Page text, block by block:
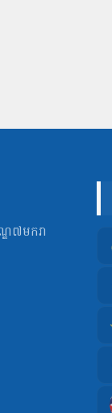
ឌ៧មករា